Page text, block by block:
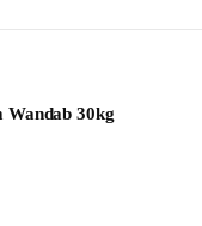
Wandab 30kg